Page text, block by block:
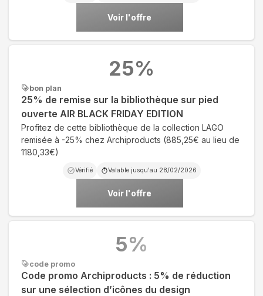
Voir l'offre
bon plan
25% de remise sur la bibliothèque sur pied
ouverte AIR BLACK FRIDAY EDITION
Profitez de cette bibliothèque de la collection LAGO
remisée à -25% chez Archiproducts (885,25€ au lieu de
1180,33€)
Vérifié Valable jusqu'au 28/02/2026
Voir l'offre
25%
code promo
Code promo Archiproducts : 5% de réduction
sur une sélection d’icônes du design
5%